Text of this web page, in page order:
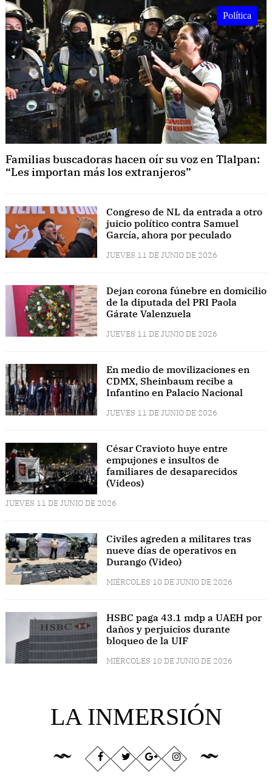
Política
Familias buscadoras hacen oír su voz en Tlalpan:
“Les importan más los extranjeros”
Congreso de NL da entrada a otro
juicio político contra Samuel
García, ahora por peculado
JUEVES 11 DE JUNIO DE 2026
Dejan corona fúnebre en domicilio
de la diputada del PRI Paola
Gárate Valenzuela
JUEVES 11 DE JUNIO DE 2026
En medio de movilizaciones en
CDMX, Sheinbaum recibe a
Infantino en Palacio Nacional
JUEVES 11 DE JUNIO DE 2026
César Cravioto huye entre
empujones e insultos de
familiares de desaparecidos
(Videos)
JUEVES 11 DE JUNIO DE 2026
Civiles agreden a militares tras
nueve días de operativos en
Durango (Video)
MIÉRCOLES 10 DE JUNIO DE 2026
HSBC paga 43.1 mdp a UAEH por
daños y perjuicios durante
bloqueo de la UIF
MIÉRCOLES 10 DE JUNIO DE 2026
LA INMERSIÓN